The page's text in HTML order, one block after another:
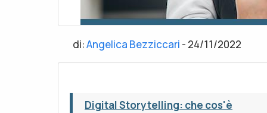
di:Angelica Bezziccari - 24/11/2022
Digital Storytelling: che cos'è